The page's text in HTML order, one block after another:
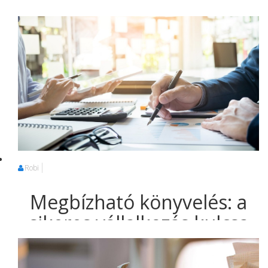
Robi
Megbízható könyvelés: a
sikeres vállalkozás kulcsa